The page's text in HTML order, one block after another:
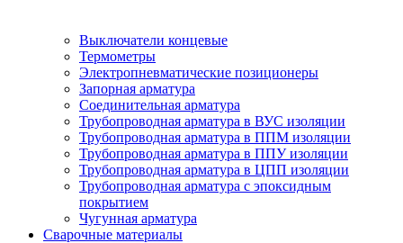
Выключатели концевые
Термометры
Электропневматические позиционеры
Запорная арматура
Соединительная арматура
Трубопроводная арматура в ВУС изоляции
Трубопроводная арматура в ППМ изоляции
Трубопроводная арматура в ППУ изоляции
Трубопроводная арматура в ЦПП изоляции
Трубопроводная арматура с эпоксидным
покрытием
Чугунная арматура
Сварочные материалы